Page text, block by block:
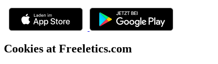
Cookies at Freeletics.com